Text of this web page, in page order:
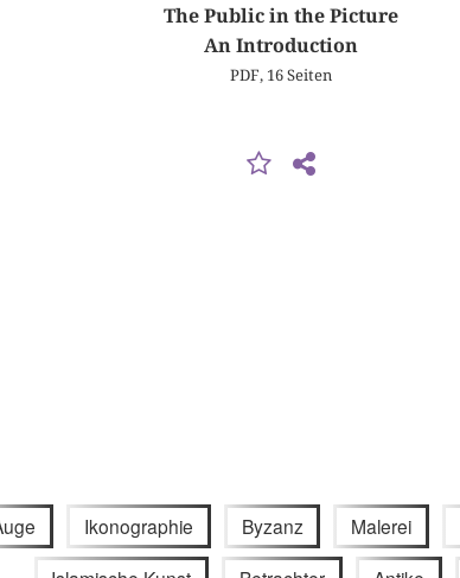
The Public in the Picture
An Introduction
PDF, 16 Seiten
Ikonographie Byzanz Malerei